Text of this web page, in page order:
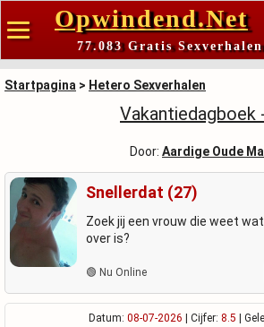
Opwindend.Net
77.083 Gratis Sexverhalen
Startpagina > Hetero Sexverhalen
Vakantiedagboek
Door: Aardige Oude
Snellerdat (27)
Zoek jij een vrouw die weet
over is?
🟢 Nu Online
Datum: 08-07-2026 | Cijfer: 8.5 |